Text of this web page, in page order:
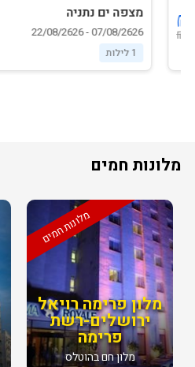
מצפה ים נתניה
07/08/2626 - 22/08/2626
מלונות חמים
מלונות חמים
מלון פרימה רויאל
ירושלים-רשת
פרימה
מלון חם בהוטלס